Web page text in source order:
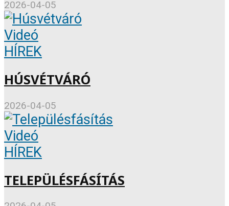
2026-04-05
Videó
HÍREK
HÚSVÉTVÁRÓ
2026-04-05
Videó
HÍREK
TELEPÜLÉSFÁSÍTÁS